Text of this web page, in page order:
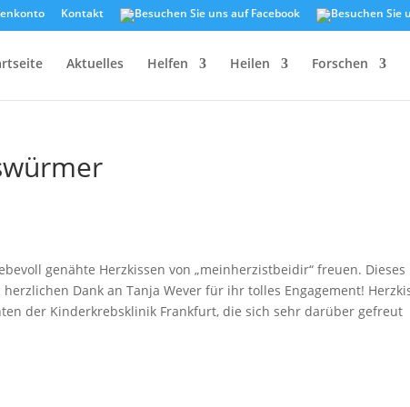
Kontakt
Aktuelles Helfen Heilen Forschen
genähte Herzkissen von „meinherzistbeidir“ freuen. Dieses
Dank an Tanja Wever für ihr tolles Engagement!
der Kinderkrebsklinik Frankfurt, die sich sehr darüber gefreut